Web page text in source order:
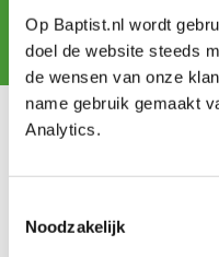
Op Baptist.nl wordt
doel de website steeds
de wensen van onze
name gebruik gemaakt
Analytics.
Noodzakelijk
Klantenservice
Bestellen & levering
Retourneren